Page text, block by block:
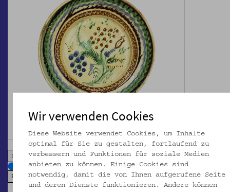
zoom in zoom out
Wir verwenden Cookies
Diese Website verwendet Cookies, um Inhalte
optimal für Sie zu gestalten, fortlaufend zu
verbessern und Funktionen für soziale Medien
anbieten zu können. Einige Cookies sind
notwendig, damit die von Ihnen aufgerufene Seite
und deren Dienste funktionieren. Andere können